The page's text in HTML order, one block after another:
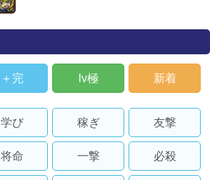
＋完 lv極 新着
学び 稼ぎ 友撃
将命 一撃 必殺